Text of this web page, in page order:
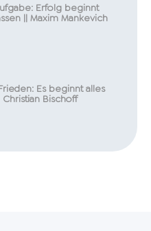
Erfolg beginnt
|| Maxim Mankevich
Es beginnt alles
Christian Bischoff